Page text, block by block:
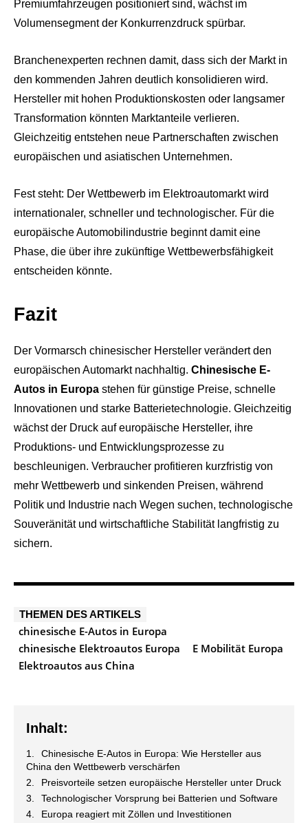
Premiumfahrzeugen positioniert sind, wächst im
Volumensegment der Konkurrenzdruck spürbar.
Branchenexperten rechnen damit, dass sich der Markt in
den kommenden Jahren deutlich konsolidieren wird.
Hersteller mit hohen Produktionskosten oder langsamer
Transformation könnten Marktanteile verlieren.
Gleichzeitig entstehen neue Partnerschaften zwischen
europäischen und asiatischen Unternehmen.
Fest steht: Der Wettbewerb im Elektroautomarkt wird
internationaler, schneller und technologischer. Für die
europäische Automobilindustrie beginnt damit eine
Phase, die über ihre zukünftige Wettbewerbsfähigkeit
entscheiden könnte.
Fazit
Der Vormarsch chinesischer Hersteller verändert den
europäischen Automarkt nachhaltig. Chinesische E-
Autos in Europa stehen für günstige Preise, schnelle
Innovationen und starke Batterietechnologie. Gleichzeitig
wächst der Druck auf europäische Hersteller, ihre
Produktions- und Entwicklungsprozesse zu
beschleunigen. Verbraucher profitieren kurzfristig von
mehr Wettbewerb und sinkenden Preisen, während
Politik und Industrie nach Wegen suchen, technologische
Souveränität und wirtschaftliche Stabilität langfristig zu
sichern.
THEMEN DES ARTIKELS
chinesische E-Autos in Europa
chinesische Elektroautos Europa
E Mobilität Europa
Elektroautos aus China
Inhalt:
Chinesische E-Autos in Europa: Wie Hersteller aus
China den Wettbewerb verschärfen
Preisvorteile setzen europäische Hersteller unter Druck
Technologischer Vorsprung bei Batterien und Software
Europa reagiert mit Zöllen und Investitionen